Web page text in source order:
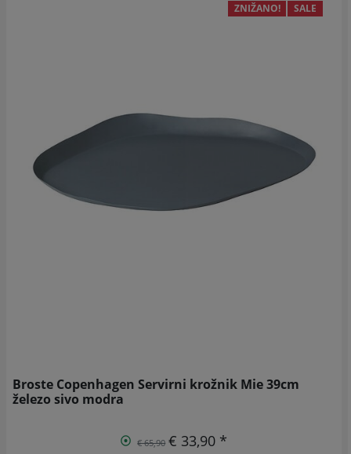
ZNIŽANO! SALE
Broste Copenhagen Servirni krožnik Mie 39cm
železo sivo modra
€ 65,90 € 33,90 *